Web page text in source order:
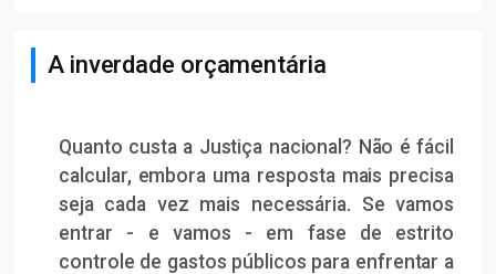
A inverdade orçamentária
Quanto custa a Justiça nacional? Não é fácil
calcular, embora uma resposta mais precisa
seja cada vez mais necessária. Se vamos
entrar - e vamos - em fase de estrito
controle de gastos públicos para enfrentar a